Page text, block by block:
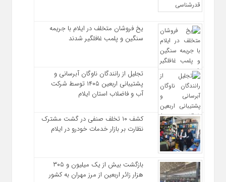
یخ‌ فروشان متخلف در ایلام با جریمه
سنگین و پلمب غافلگیر شدند
تجلیل از رانندگان ناوگان آبرسانی و
پشتیبانی اربعین ۱۴۰۵ توسط شرکت
آب و فاضلاب استان ایلام
کشف ۱۰ تخلف صنفی در گشت مشترک
نظارت بر بازار خدمات خودرو در ایلام
بازگشت بیش از یک میلیون و ۳۰۵
هزار زائر اربعین از مرز مهران به کشور